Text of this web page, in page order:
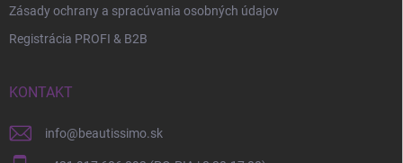
Zásady ochrany a spracúvania osobných údajov
Registrácia PROFI & B2B
KONTAKT
info@beautissimo.sk